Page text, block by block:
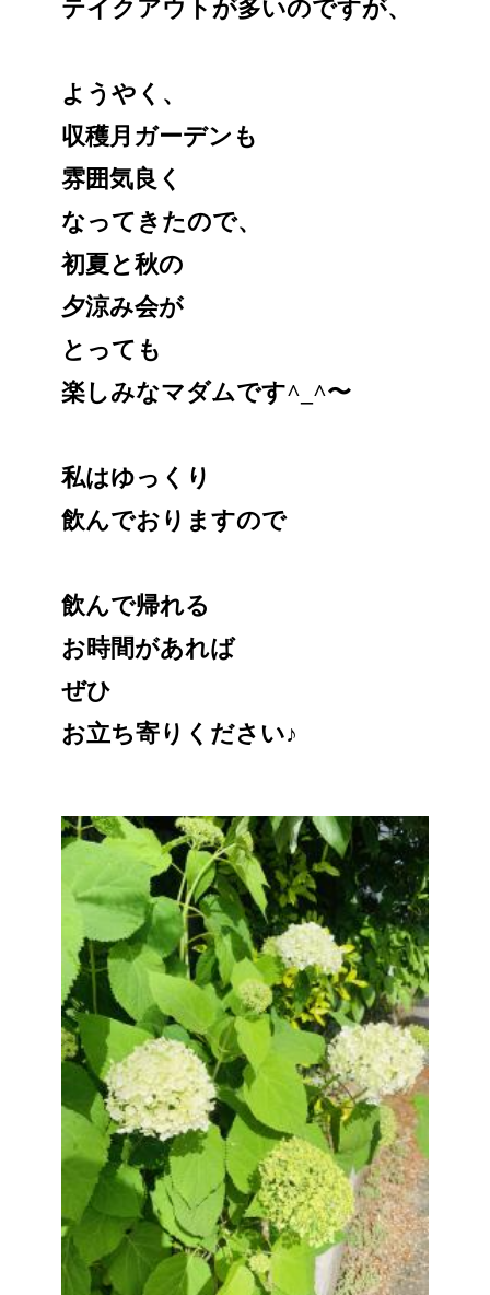
テイクアウトが多いのですが、
ようやく、
収穫月ガーデンも
雰囲気良く
なってきたので、
初夏と秋の
夕涼み会が
とっても
楽しみなマダムです^_^〜
私はゆっくり
飲んでおりますので
飲んで帰れる
お時間があれば
ぜひ
お立ち寄りください♪